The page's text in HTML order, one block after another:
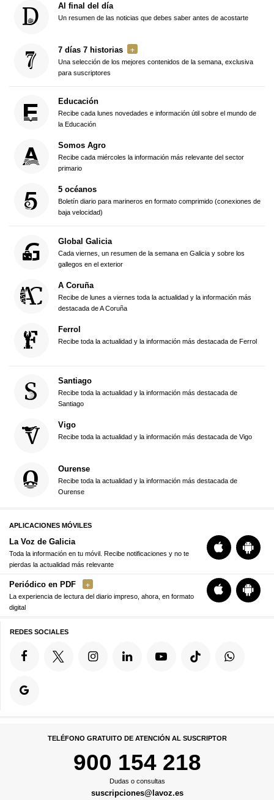
Al final del día
Un resumen de las noticias que debes saber antes de acostarte
7 días 7 historias
Una selección de los mejores contenidos de la semana, exclusiva
para suscriptores
Educación
Recibe cada lunes novedades e información útil sobre el mundo de
la Educación
Somos Agro
Recibe cada miércoles la información más relevante del sector
primario
5 océanos
Boletín diario para marineros en formato comprimido (conexiones de
baja velocidad)
Global Galicia
Cada viernes, un resumen de la semana en Galicia y sobre los
gallegos en el exterior
A Coruña
Recibe de lunes a viernes toda la actualidad y la información más
destacada de A Coruña
Ferrol
Recibe toda la actualidad y la información más destacada de Ferrol
Santiago
Recibe toda la actualidad y la información más destacada de
Santiago
Vigo
Recibe toda la actualidad y la información más destacada de Vigo
Ourense
Recibe toda la actualidad y la información más destacada de
Ourense
APLICACIONES MÓVILES
La Voz de Galicia
Toda la información en tu móvil. Recibe notificaciones y no te
pierdas la actualidad más relevante
Periódico en PDF
La experiencia de lectura del diario impreso, ahora, en formato
digital
REDES SOCIALES
TELÉFONO GRATUITO DE ATENCIÓN AL SUSCRIPTOR
900 154 218
Dudas o consultas
suscripciones@lavoz.es